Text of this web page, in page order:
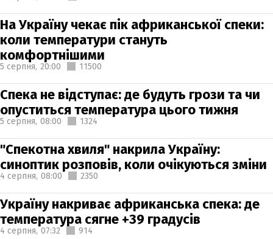
На Україну чекає пік африканської спеки:
коли температури стануть
комфортнішими
5 серпня, 20:00 11500
Спека не відступає: де будуть грози та чи
опуститься температура цього тижня
5 серпня, 08:00 1324
"Спекотна хвиля" накрила Україну:
синоптик розповів, коли очікуються зміни
4 серпня, 08:00 2350
Україну накриває африканська спека: де
температура сягне +39 градусів
4 серпня, 07:32 914